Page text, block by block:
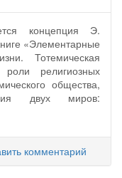
концепция Э.
«Элементарные
Тотемическая
религиозных
общества,
двух миров:
комментарий